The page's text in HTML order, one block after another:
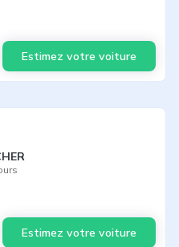
Estimez votre voiture
Estimez votre voiture